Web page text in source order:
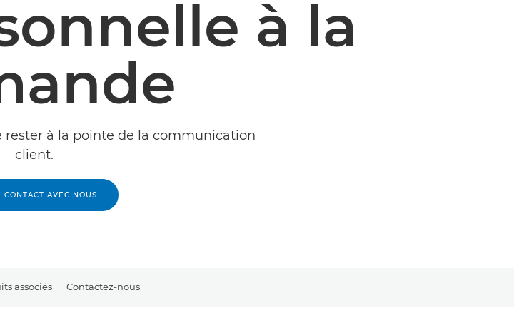
à la
rester à la pointe de la communication
client.
CONTACT AVEC NOUS
associés Contactez-nous